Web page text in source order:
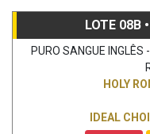
LOTE 08B
PURO SANGUE
HOLY
IDEAL